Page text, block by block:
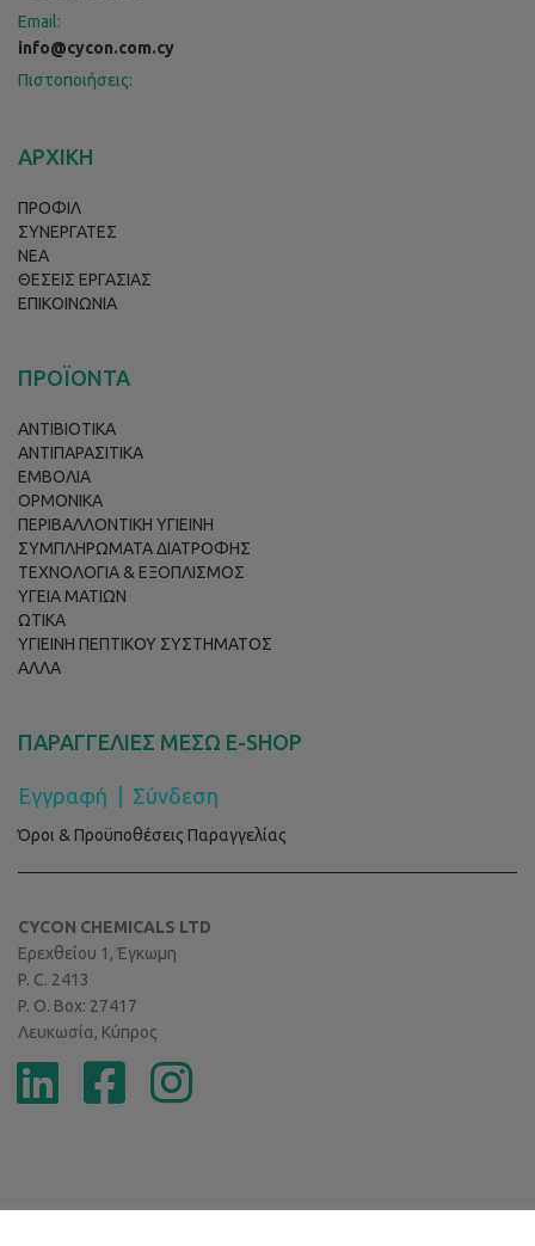
Email:
info@cycon.com.cy
Πιστοποιήσεις:
ΑΡΧΙΚΗ
ΠΡΟΦΙΛ
ΣΥΝΕΡΓΑΤΕΣ
ΝΕΑ
ΘΕΣΕΙΣ ΕΡΓΑΣΙΑΣ
ΕΠΙΚΟΙΝΩΝΙΑ
ΠΡΟΪΟΝΤΑ
ΑΝΤΙΒΙΟΤΙΚΑ
ΑΝΤΙΠΑΡΑΣΙΤΙΚΑ
ΕΜΒΟΛΙΑ
ΟΡΜΟΝΙΚΑ
ΠΕΡΙΒΑΛΛΟΝΤΙΚΗ ΥΓΙΕΙΝΗ
ΣΥΜΠΛΗΡΩΜΑΤΑ ΔΙΑΤΡΟΦΗΣ
ΤΕΧΝΟΛΟΓΙΑ & ΕΞΟΠΛΙΣΜΟΣ
ΥΓΕΙΑ ΜΑΤΙΩΝ
ΩΤΙΚΑ
ΥΓΙΕΙΝΗ ΠΕΠΤΙΚΟΥ ΣΥΣΤΗΜΑΤΟΣ
ΑΛΛΑ
ΠΑΡΑΓΓΕΛΙΕΣ ΜΕΣΩ E-SHOP
Εγγραφή Σύνδεση
Όροι & Προϋποθέσεις Παραγγελίας
CYCON CHEMICALS LTD
Ερεχθείου 1, Έγκωμη
P. C. 2413
P. O. Box: 27417
Λευκωσία, Κύπρος